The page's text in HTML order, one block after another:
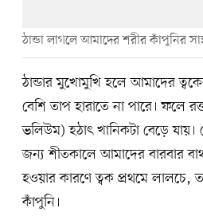
ঠান্ডা লাগলে আমাদের শরীর কাঁপুনির
ঠান্ডার মুখোমুখি হলে আমাদের
বেশি তাপ হারাতে না পারে। ফলে
ভলিউম) হঠাৎ খানিকটা বেড়ে যায়।
জন্য শীতকালে আমাদের বারবার
হওয়ার কারণে ত্বক প্রথমে
কাঁপুনি।